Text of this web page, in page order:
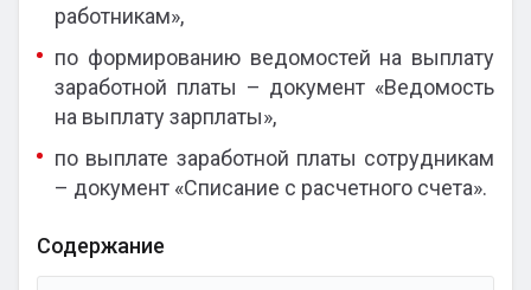
работникам»,
по формированию ведомостей на выплату
заработной платы – документ «Ведомость
на выплату зарплаты»,
по выплате заработной платы сотрудникам
– документ «Списание с расчетного счета».
Содержание